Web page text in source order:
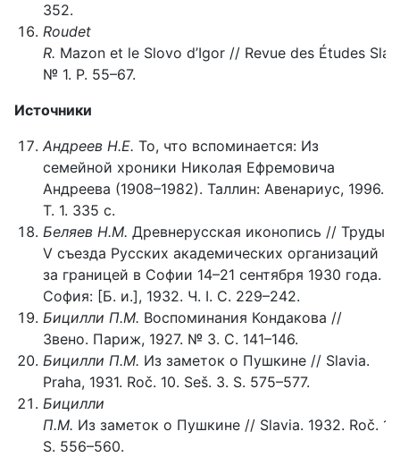
352.
Roudet
R. Mazon et le Slovo d’Igor // Revue des Études
№ 1. P. 55–67.
Источники
Андреев Н.Е. То, что вспоминается: Из
семейной хроники Николая Ефремовича
Андреева (1908–1982). Таллин: Авенариус, 1996.
Т. 1. 335 с.
Беляев Н.М. Древнерусская иконопись // Труды
V съезда Русских академических организаций
за границей в Софии 14–21 сентября 1930 года.
София: [Б. и.], 1932. Ч. I. С. 229–242.
Бицилли П.М. Воспоминания Кондакова //
Звено. Париж, 1927. № 3. С. 141–146.
Бицилли П.М. Из заметок о Пушкине // Slavia.
Praha, 1931. Roč. 10. Seš. 3. S. 575–577.
Бицилли
П.М. Из заметок о Пушкине // Slavia. 1932. Roč. 11.
S. 556–560.